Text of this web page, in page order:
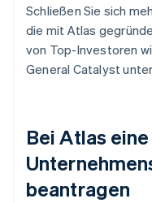
Schließen Sie sich
die mit Atlas
von Top-Investoren
General Catalyst
Bei Atlas eine
beantragen